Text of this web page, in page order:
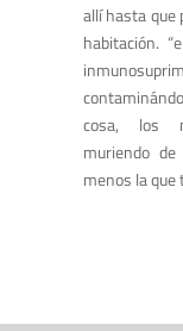
allí hasta que
habitación.
cosa, los
muriendo de
menos la que